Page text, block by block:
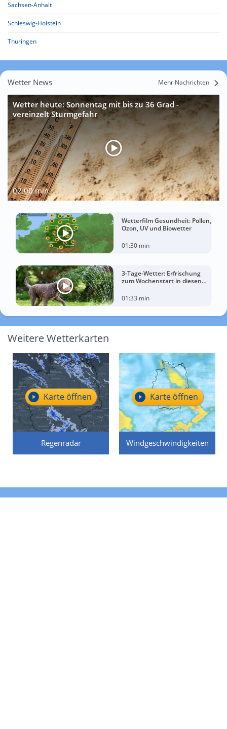
Sachsen-Anhalt
Schleswig-Holstein
Thüringen
Wetter News Mehr Nachrichten
Wetter heute: Sonnentag mit bis zu 36 Grad -
vereinzelt Sturmgefahr
02:00 min
Wetterfilm Gesundheit: Pollen,
Ozon, UV und Biowetter
01:30 min
3-Tage-Wetter: Erfrischung
zum Wochenstart in diesen
01:33 min
Weitere Wetterkarten
Regenradar
Karte öffnen
Windgeschwindigkeiten
Karte öffnen